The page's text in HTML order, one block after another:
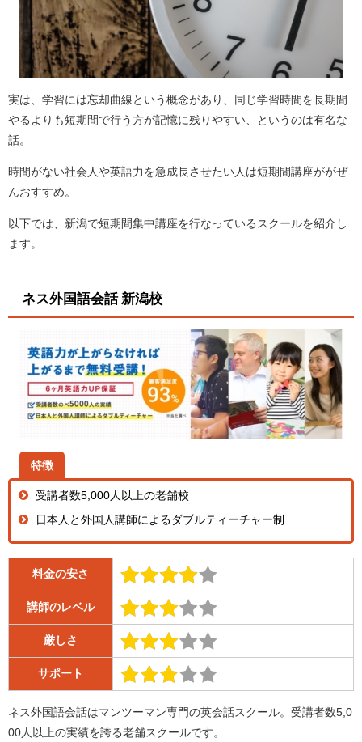
実は、学習には忘却曲線という概念があり、同じ学習時間を長期間
やるよりも短期間で行う方が記憶に残りやすい、というのは有名な
話。
時間がない社会人や英語力を急成長させたい人は短期間講座ががぜ
んおすすめ。
以下では、新潟で短期間集中講座を行なっているスクールを紹介し
ます。
ネス外国語会話 新潟校
特徴
受講者数5,000人以上の老舗校
日本人と外国人講師によるダブルティーチャー制
料金の安さ
講師のレベル
厳しさ
サポート
ネス外国語会話はマンツーマン専門の英会話スクール。受講者数5,0
00人以上の実績を誇る老舗スクールです。